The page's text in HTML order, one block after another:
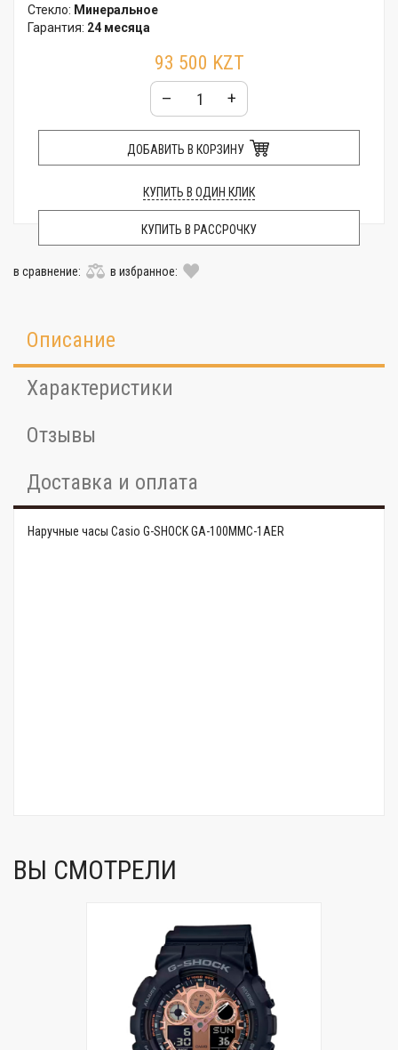
Стекло: Минеральное
Гарантия: 24 месяца
93 500 KZT
– +
ДОБАВИТЬ В КОРЗИНУ
КУПИТЬ В ОДИН КЛИК
КУПИТЬ В РАССРОЧКУ
в сравнение: в избранное:
Описание
Характеристики
Отзывы
Доставка и оплата
Наручные часы Casio G-SHOCK GA-100MMC-1AER
ВЫ СМОТРЕЛИ